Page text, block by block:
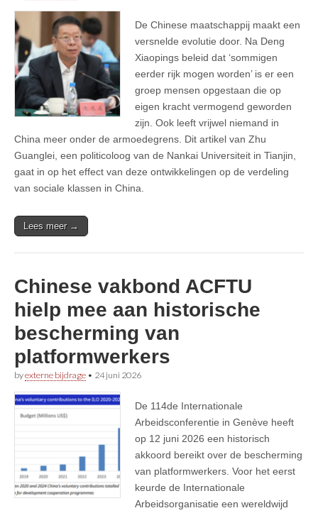
De Chinese maatschappij maakt een
versnelde evolutie door. Na Deng
Xiaopings beleid dat ‘sommigen
eerder rijk mogen worden’ is er een
groep mensen opgestaan die op
eigen kracht vermogend geworden
zijn. Ook leeft vrijwel niemand in
China meer onder de armoedegrens. Dit artikel van Zhu
Guanglei, een politicoloog van de Nankai Universiteit in Tianjin,
gaat in op het effect van deze ontwikkelingen op de verdeling
van sociale klassen in China.
Lees meer →
Chinese vakbond ACFTU
hielp mee aan historische
bescherming van
platformwerkers
byexterne bijdrage • 24 juni 2026
De 114de Internationale
Arbeidsconferentie in Genève heeft
op 12 juni 2026 een historisch
akkoord bereikt over de bescherming
van platformwerkers. Voor het eerst
keurde de Internationale
Arbeidsorganisatie⁠ een wereldwijd